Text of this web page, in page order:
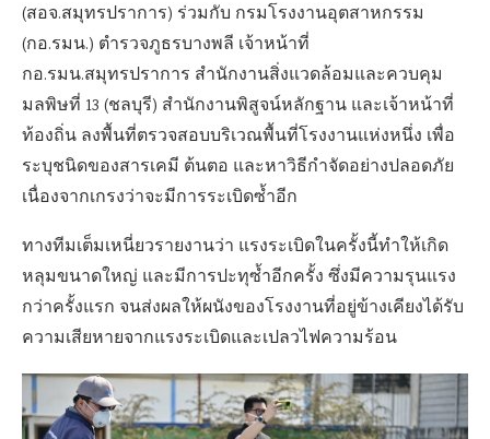
(สอจ.สมุทรปราการ) ร่วมกับ กรมโรงงานอุตสาหกรรม
(กอ.รมน.) ตำรวจภูธรบางพลี เจ้าหน้าที่
กอ.รมน.สมุทรปราการ สำนักงานสิ่งแวดล้อมและควบคุม
มลพิษที่ 13 (ชลบุรี) สำนักงานพิสูจน์หลักฐาน และเจ้าหน้าที่
ท้องถิ่น ลงพื้นที่ตรวจสอบบริเวณพื้นที่โรงงานแห่งหนึ่ง เพื่อ
ระบุชนิดของสารเคมี ต้นตอ และหาวิธีกำจัดอย่างปลอดภัย
เนื่องจากเกรงว่าจะมีการระเบิดซ้ำอีก
ทางทีมเต็มเหนี่ยวรายงานว่า แรงระเบิดในครั้งนี้ทำให้เกิด
หลุมขนาดใหญ่ และมีการปะทุซ้ำอีกครั้ง ซึ่งมีความรุนแรง
กว่าครั้งแรก จนส่งผลให้ผนังของโรงงานที่อยู่ข้างเคียงได้รับ
ความเสียหายจากแรงระเบิดและเปลวไฟความร้อน